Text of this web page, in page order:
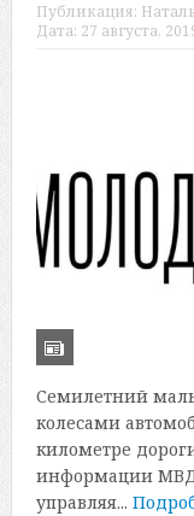
Публикация:
Дата: 27 августа,
Семилетний
колесами
километре
информации МВД
управляя...